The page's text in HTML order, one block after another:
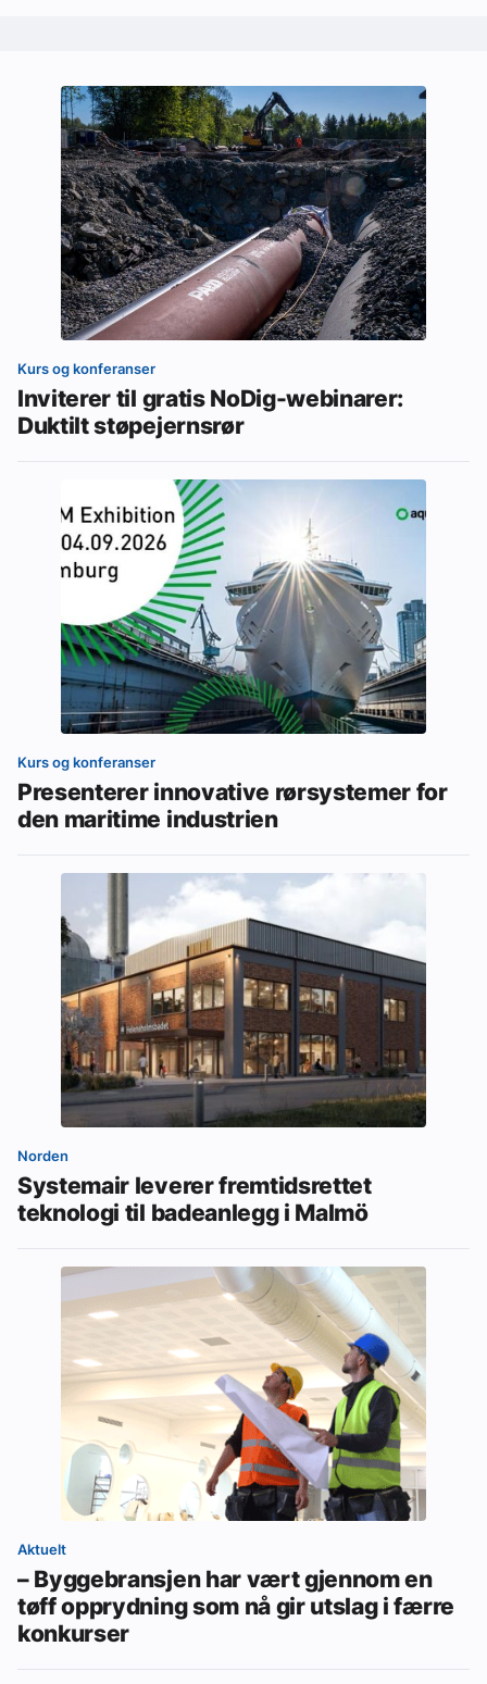
Kurs og konferanser
Inviterer til gratis NoDig-webinarer:
Duktilt støpejernsrør
Kurs og konferanser
Presenterer innovative rørsystemer for
den maritime industrien
Norden
Systemair leverer fremtidsrettet
teknologi til badeanlegg i Malmö
Aktuelt
– Byggebransjen har vært gjennom en
tøff opprydning som nå gir utslag i færre
konkurser